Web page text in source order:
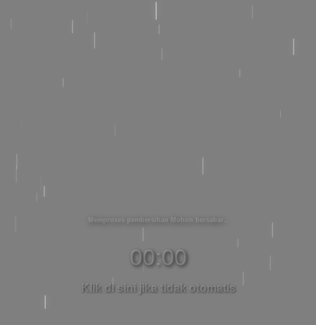
Memproses pembersihan Mohon bersabar
00:00
Klik di sini jika tidak otomatis